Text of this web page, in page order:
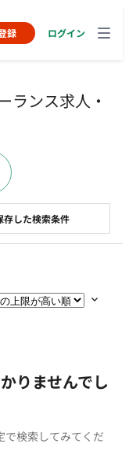
録 ログイン
ランス求人・
りませんでし
で検索してみてくだ
存した検索条件